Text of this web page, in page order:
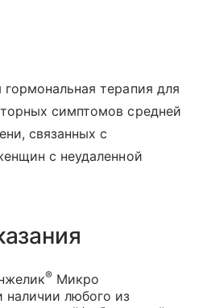
гормональная терапия для
симптомов средней
связанных с
с неудаленной
® Микро
наличии любого из